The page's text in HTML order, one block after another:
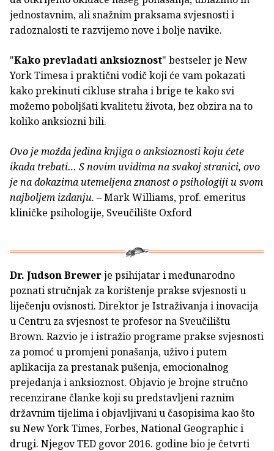
jednostavnim, ali snažnim praksama svjesnosti i
radoznalosti te razvijemo nove i bolje navike.
"Kako prevladati anksioznost" bestseler je New
York Timesa i praktični vodič koji će vam pokazati
kako prekinuti cikluse straha i brige te kako svi
možemo poboljšati kvalitetu života, bez obzira na to
koliko anksiozni bili.
Ovo je možda jedina knjiga o anksioznosti koju ćete
ikada trebati… S novim uvidima na svakoj stranici, ovo
je na dokazima utemeljena znanost o psihologiji u svom
najboljem izdanju. –Mark Williams, prof. emeritus
kliničke psihologije, Sveučilište Oxford
Dr. Judson Brewerje psihijatar i međunarodno
poznati stručnjak za korištenje prakse svjesnosti u
liječenju ovisnosti. Direktor je Istraživanja i inovacija
u Centru za svjesnost te profesor na Sveučilištu
Brown. Razvio je i istražio programe prakse svjesnosti
za pomoć u promjeni ponašanja, uživo i putem
aplikacija za prestanak pušenja, emocionalnog
prejedanja i anksioznost. Objavio je brojne stručno
recenzirane članke koji su predstavljeni raznim
državnim tijelima i objavljivani u časopisima kao što
su New York Times, Forbes, National Geographic i
drugi. Njegov TED govor 2016. godine bio je četvrti